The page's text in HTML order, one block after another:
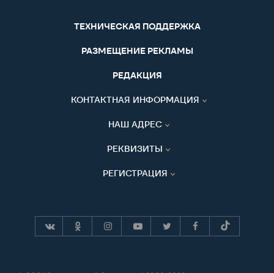
ТЕХНИЧЕСКАЯ ПОДДЕРЖКА
РАЗМЕЩЕНИЕ РЕКЛАМЫ
РЕДАКЦИЯ
КОНТАКТНАЯ ИНФОРМАЦИЯ
НАШ АДРЕС
РЕКВИЗИТЫ
РЕГИСТРАЦИЯ